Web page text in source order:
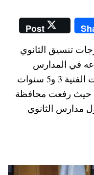
Post
تنسيق الثانوي
2026 بعد ارتفاعه في المدارس
الثانوي العام والخاص والدبلومات الفنية 3 و5 سنوات
حيث رفعت محافظة
مدارس الثانوي